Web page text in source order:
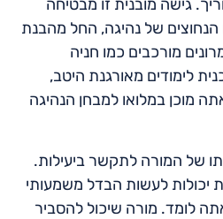
גישה מובנית זו מבטיחה
של נהיגה, החל מהבנת
מורכבים כמו חניה
לימודים מאורגנת היטב,
מוכן במלואו למבחן הנהיגה
של המורה לתקשר ביעילות.
יכולות לעשות הבדל משמעותי
לומד. מורה שיכול להסביר